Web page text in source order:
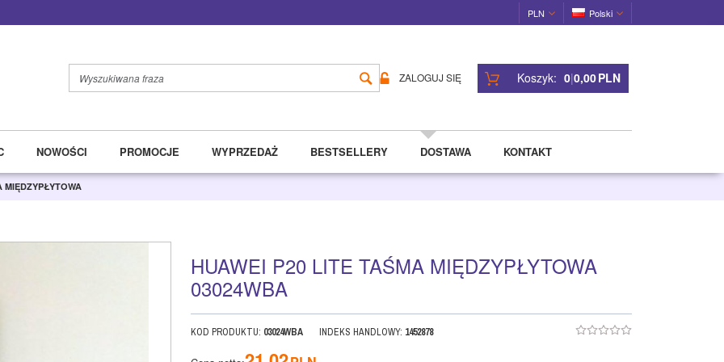
PLN Polski
Koszyk: 0|0,00PLN
ZALOGUJ SIĘ
NOWOŚCI PROMOCJE WYPRZEDAŻ BESTSELLERY DOSTAWA KONTAKT
MIĘDZYPŁYTOWA
HUAWEI P20 LITE TAŚMA MIĘDZYPŁYTOWA
03024WBA
KOD PRODUKTU: 03024WBA INDEKS HANDLOWY: 1452878